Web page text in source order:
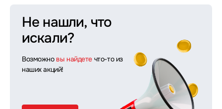
Не нашли, что
искали?
Возможно вы найдете что-то из
наших акций!